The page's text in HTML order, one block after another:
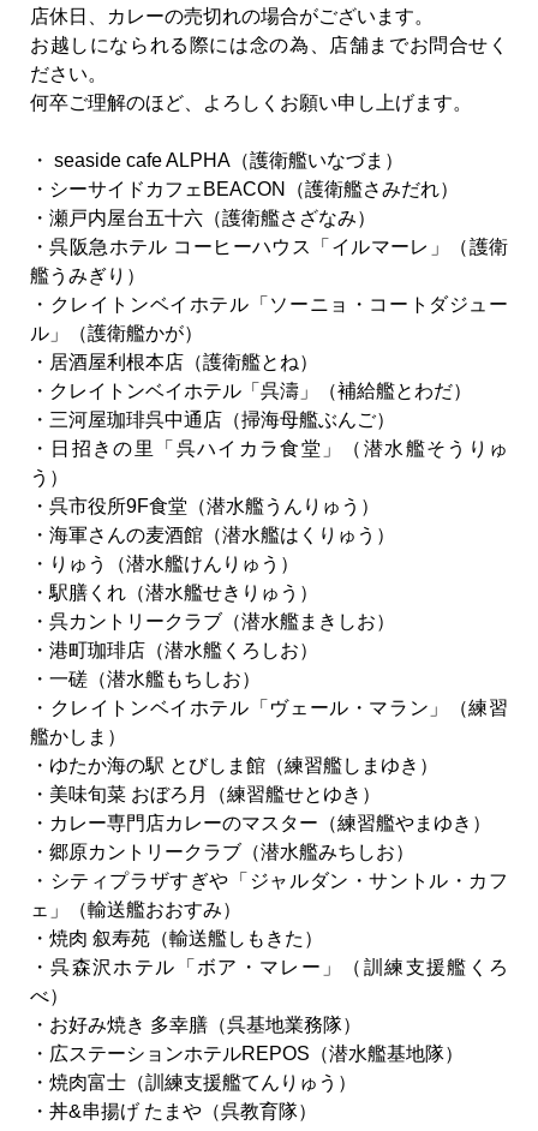
店休日、カレーの売切れの場合がございます。
お越しになられる際には念の為、店舗までお問合せく
ださい。
何卒ご理解のほど、よろしくお願い申し上げます。
・ seaside cafe ALPHA（護衛艦いなづま）
・シーサイドカフェBEACON（護衛艦さみだれ）
・瀬戸内屋台五十六（護衛艦さざなみ）
・呉阪急ホテル コーヒーハウス「イルマーレ」（護衛
艦うみぎり）
・クレイトンベイホテル「ソーニョ・コートダジュー
ル」（護衛艦かが）
・居酒屋利根本店（護衛艦とね）
・クレイトンベイホテル「呉濤」（補給艦とわだ）
・三河屋珈琲呉中通店（掃海母艦ぶんご）
・日招きの里「呉ハイカラ食堂」（潜水艦そうりゅ
う）
・呉市役所9F食堂（潜水艦うんりゅう）
・海軍さんの麦酒館（潜水艦はくりゅう）
・りゅう（潜水艦けんりゅう）
・駅膳くれ（潜水艦せきりゅう）
・呉カントリークラブ（潜水艦まきしお）
・港町珈琲店（潜水艦くろしお）
・一磋（潜水艦もちしお）
・クレイトンベイホテル「ヴェール・マラン」（練習
艦かしま）
・ゆたか海の駅 とびしま館（練習艦しまゆき）
・美味旬菜 おぼろ月（練習艦せとゆき）
・カレー専門店カレーのマスター（練習艦やまゆき）
・郷原カントリークラブ（潜水艦みちしお）
・シティプラザすぎや「ジャルダン・サントル・カフ
ェ」（輸送艦おおすみ）
・焼肉 叙寿苑（輸送艦しもきた）
・呉森沢ホテル「ボア・マレー」（訓練支援艦くろ
べ）
・お好み焼き 多幸膳（呉基地業務隊）
・広ステーションホテルREPOS（潜水艦基地隊）
・焼肉富士（訓練支援艦てんりゅう）
・丼&串揚げ たまや（呉教育隊）